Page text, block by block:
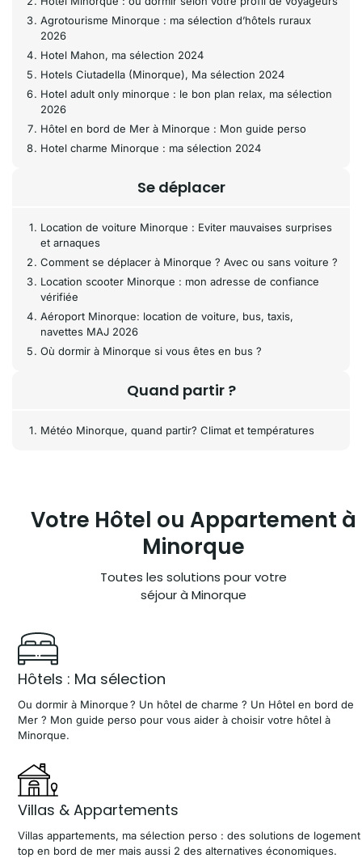
Agrotourisme Minorque : ma sélection d’hôtels ruraux
2026
Hotel Mahon, ma sélection 2024
Hotels Ciutadella (Minorque), Ma sélection 2024
Hotel adult only minorque : le bon plan relax, ma sélection
2026
Hôtel en bord de Mer à Minorque : Mon guide perso
Hotel charme Minorque : ma sélection 2024
Se déplacer
Location de voiture Minorque : Eviter mauvaises surprises
et arnaques
Comment se déplacer à Minorque ? Avec ou sans voiture ?
Location scooter Minorque : mon adresse de confiance
vérifiée
Aéroport Minorque: location de voiture, bus, taxis,
navettes MAJ 2026
Où dormir à Minorque si vous êtes en bus ?
Quand partir ?
Météo Minorque, quand partir? Climat et températures
Votre Hôtel ou Appartement à
Minorque
Toutes les solutions pour votre
séjour à Minorque
Hôtels : Ma sélection
Ou dormir à Minorque ? Un hôtel de charme ? Un Hôtel en bord de
Mer ? Mon guide perso pour vous aider à choisir votre hôtel à
Minorque.
Villas & Appartements
Villas appartements, ma sélection perso : des solutions de logement
top en bord de mer mais aussi 2 des alternatives économiques.